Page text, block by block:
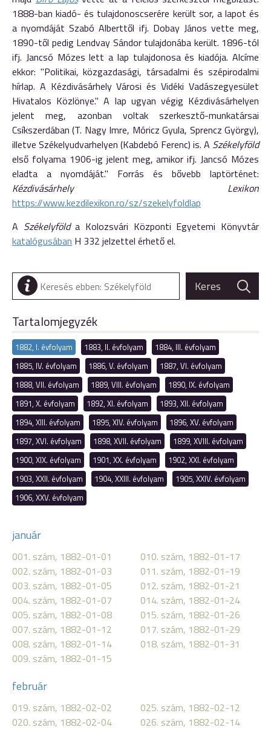
1888-ban kiadó- és tulajdonoscserére került sor, a lapot és
a nyomdáját Szabó Alberttől ifj. Dobay János vette meg,
1890-től pedig Lendvay Sándor tulajdonába került. 1896-tól
ifj. Jancsó Mózes lett a lap tulajdonosa és kiadója. Alcíme
ekkor: "Politikai, közgazdasági, társadalmi és szépirodalmi
hírlap. A Kézdivásárhely Városi és Vidéki Vadászegyesület
Hivatalos Közlönye." A lap ugyan végig Kézdivásárhelyen
jelent meg, azonban voltak szerkesztő-munkatársai
Csíkszerdában (T. Nagy Imre, Móricz Gyula, Sprencz György),
illetve Székelyudvarhelyen (Kabdebó Ferenc) is. A Székelyföld
első folyama 1906-ig jelent meg, amikor ifj. Jancsó Mózes
eladta a nyomdáját." Forrás és bővebb laptörténet:
Kézdivásárhely Lexikon
https://www.kezdilexikon.ro/sz/szekelyfoldlap
A Székelyfölda Kolozsvári Központi Egyetemi Könyvtár
katalógusában H 332 jelzettel érhető el.
Tartalomjegyzék
1882, I. évfolyam 1883, II. évfolyam
1884, III. évfolyam
1885, IV. évfolyam
1886, V. évfolyam
1887, VI. évfolyam
1888, VII. évfolyam
1889, VIII. évfolyam
1890, IX. évfolyam
1891, X. évfolyam
1892, XI. évfolyam
1893, XII. évfolyam
1894, XIII. évfolyam
1895, XIV. évfolyam
1896, XV. évfolyam
1897, XVI. évfolyam
1898, XVII. évfolyam
1899, XVIII. évfolyam
1900, XIX. évfolyam
1901, XX. évfolyam
1902, XXI. évfolyam
1903, XXII. évfolyam
1904, XXIII. évfolyam
1905, XXIV. évfolyam
1906, XXV. évfolyam
január
001. szám, 1882-01-01
002. szám, 1882-01-03
003. szám, 1882-01-05
004. szám, 1882-01-07
005. szám, 1882-01-08
007. szám, 1882-01-12
008. szám, 1882-01-14
009. szám, 1882-01-15
010. szám, 1882-01-17
011. szám, 1882-01-19
012. szám, 1882-01-21
014. szám, 1882-01-24
015. szám, 1882-01-26
017. szám, 1882-01-29
018. szám, 1882-01-31
február
019. szám, 1882-02-02
020. szám, 1882-02-04
025. szám, 1882-02-12
026. szám, 1882-02-14